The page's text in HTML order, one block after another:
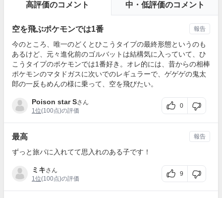
高評価のコメント 中・低評価のコメント
空を飛ぶポケモンでは1番
今のところ、唯一のどくとひこうタイプの最終形態というのも
あるけど、元々進化前のゴルバットは結構気に入っていて、ひ
こうタイプのポケモンでは1番好き。オレ的には、昔からの相棒
ポケモンのマタドガスに次いでのレギュラーで、ゲゲゲの鬼太
郎の一反もめんの様に乗って、空を飛びたい。
Poison star Sさん
1位(100点)の評価
0
報告
最高
ずっと旅パに入れてて思入れのある子です！
ミキさん
1位(100点)の評価
9
報告